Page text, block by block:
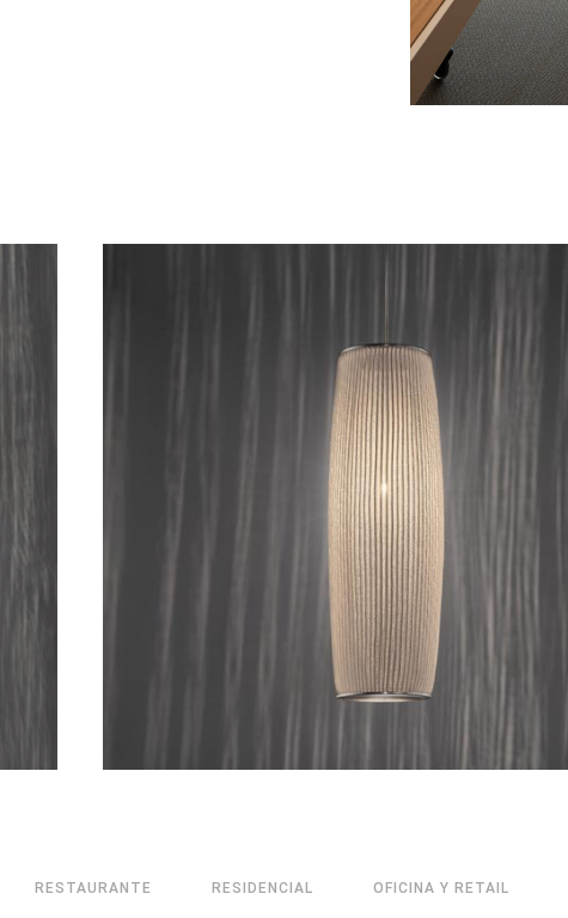
RESTAURANTE RESIDENCIAL OFICINA Y RETAIL